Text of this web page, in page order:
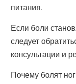
питания.
Если боли
следует
консультации и
Почему болят